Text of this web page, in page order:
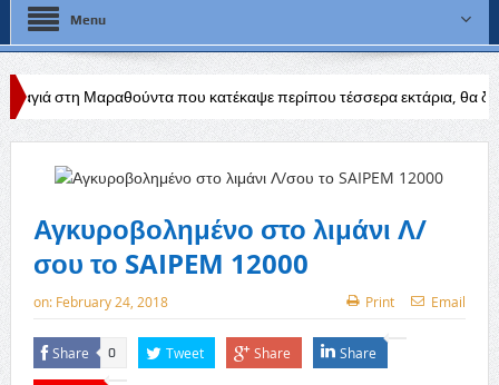
Menu
που κατέκαψε περίπου τέσσερα εκτάρια, θα διερευνηθούν τα
Αγκυροβολημένο στο λιμάνι Λ/
σου το SAIPEM 12000
on: February 24, 2018 Print Email
Share 0 Tweet Share Share